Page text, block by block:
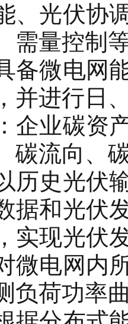
、光伏协
需量控制
备微电网
并进行日
企业碳资
碳流向、
历史光伏
据和光伏
实现光伏
微电网内
负荷功率